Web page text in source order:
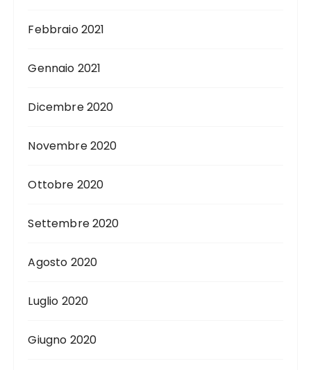
Febbraio 2021
Gennaio 2021
Dicembre 2020
Novembre 2020
Ottobre 2020
Settembre 2020
Agosto 2020
Luglio 2020
Giugno 2020